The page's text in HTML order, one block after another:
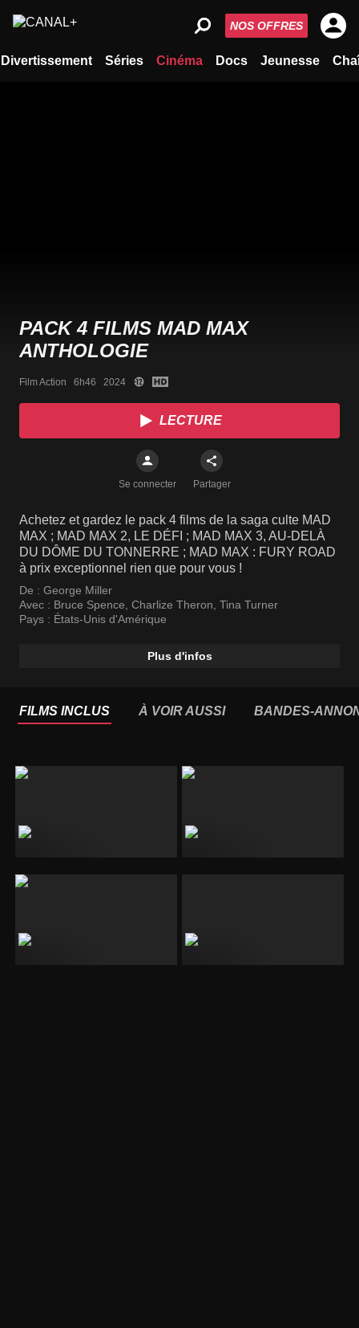
Divertissement Séries Cinéma Docs Jeunesse
NOS OFFRES
PACK 4 FILMS MAD MAX
ANTHOLOGIE
Film Action   6h46   2024
LECTURE
Se connecter Partager
Achetez et gardez le pack 4 films de la saga culte MAD
MAX ; MAD MAX 2, LE DÉFI ; MAD MAX 3, AU-DELÀ
DU DÔME DU TONNERRE ; MAD MAX : FURY ROAD
à prix exceptionnel rien que pour vous !
De : George Miller
Avec : Bruce Spence Charlize Theron Tina Turner
Pays : États-Unis d'Amérique
Plus d'infos
FILMS INCLUS À VOIR AUSSI BANDES-